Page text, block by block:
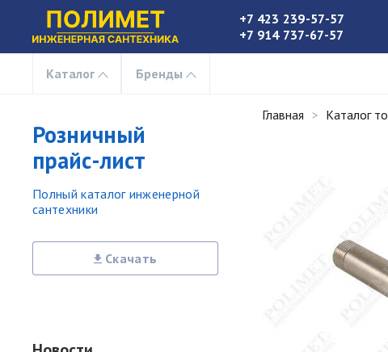
+7 423 239-57-57
+7 914 737-67-57
Каталог Бренды
Розничный
прайс-лист
Полный каталог инженерной
сантехники
Скачать
Главная Каталог